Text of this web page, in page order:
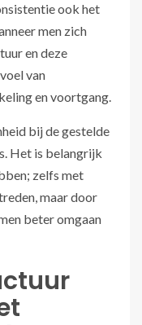
ook het
men zich
en deze
van
en voortgang.
bij de gestelde
Het is belangrijk
zelfs met
maar door
beter omgaan